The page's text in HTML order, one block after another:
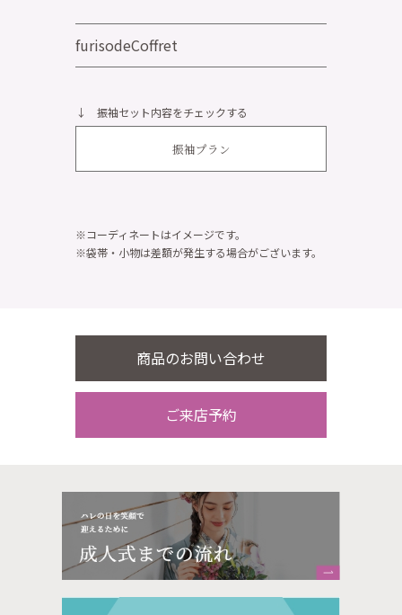
furisodeCoffret
↓ 振袖セット内容をチェックする
振袖プラン
※コーディネートはイメージです。
※袋帯・小物は差額が発生する場合がございます。
商品のお問い合わせ
ご来店予約